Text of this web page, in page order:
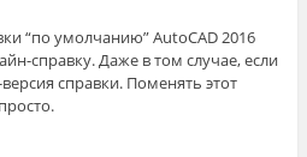
“по умолчанию” AutoCAD 2016
справку. Даже в том случае, если
справки. Поменять этот